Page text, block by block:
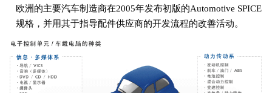
欧洲的主要汽车制造商在2005年发布初版的Automotive SPICE
规格，并用其于指导配件供应商的开发流程的改善活动。